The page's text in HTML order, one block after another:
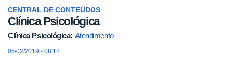
CENTRAL DE CONTEÚDOS
Clínica Psicológica
Clínica Psicológica: Atendimento
05/02/2019 - 08:18